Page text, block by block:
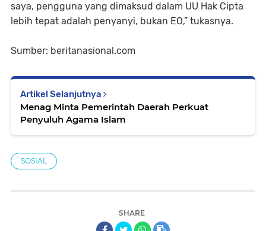
saya, pengguna yang dimaksud dalam UU Hak Cipta
lebih tepat adalah penyanyi, bukan EO,” tukasnya.
Sumber: beritanasional.com
Artikel Selanjutnya
Menag Minta Pemerintah Daerah Perkuat
Penyuluh Agama Islam
SOSIAL
SHARE